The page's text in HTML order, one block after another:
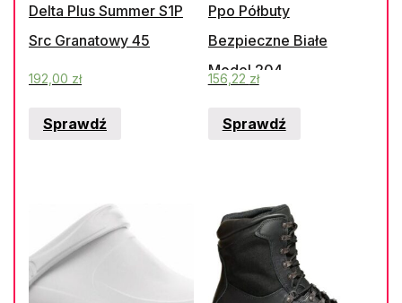
Delta Plus Summer S1P
Src Granatowy 45
192,00 zł
Sprawdź
Ppo Półbuty
Bezpieczne Białe
Model 204
156,22 zł
Sprawdź